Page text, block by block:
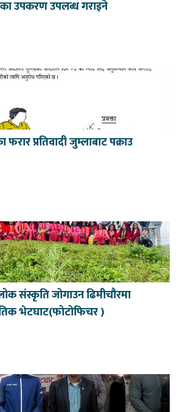
उपकरण उपलब्ध गराइने
फरार प्रतिवादी जुम्लाबाट पक्राउ
संस्कृति जोगाउन ढिमीचौरमा
भेटघाट(फोटोफिचर )